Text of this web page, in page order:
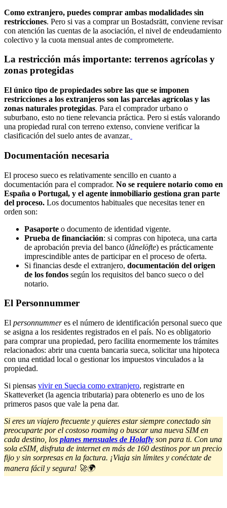
Como extranjero, puedes comprar ambas modalidades sin
restricciones. Pero si vas a comprar un Bostadsrätt, conviene revisar
con atención las cuentas de la asociación, el nivel de endeudamiento
colectivo y la cuota mensual antes de comprometerte.
La restricción más importante: terrenos agrícolas y
zonas protegidas
El único tipo de propiedades sobre las que se imponen
restricciones a los extranjeros son las parcelas agrícolas y las
zonas naturales protegidas. Para el comprador urbano o
suburbano, esto no tiene relevancia práctica. Pero si estás valorando
una propiedad rural con terreno extenso, conviene verificar la
clasificación del suelo antes de avanzar.
Documentación necesaria
El proceso sueco es relativamente sencillo en cuanto a
documentación para el comprador. No se requiere notario como en
España o Portugal, y el agente inmobiliario gestiona gran parte
del proceso. Los documentos habituales que necesitas tener en
orden son:
Pasaporte o documento de identidad vigente.
Prueba de financiación: si compras con hipoteca, una carta
de aprobación previa del banco (lånelöfte) es prácticamente
imprescindible antes de participar en el proceso de oferta.
Si financias desde el extranjero, documentación del origen
de los fondos según los requisitos del banco sueco o del
notario.
El Personnummer
El personnummeres el número de identificación personal sueco que
se asigna a los residentes registrados en el país. No es obligatorio
para comprar una propiedad, pero facilita enormemente los trámites
relacionados: abrir una cuenta bancaria sueca, solicitar una hipoteca
con una entidad local o gestionar los impuestos vinculados a la
propiedad.
Si piensas vivir en Suecia como extranjero, registrarte en
Skatteverket (la agencia tributaria) para obtenerlo es uno de los
primeros pasos que vale la pena dar.
Si eres un viajero frecuente y quieres estar siempre conectado sin
preocuparte por el costoso roaming o buscar una nueva SIM en
cada destino, los planes mensuales de Holafly son para ti. Con una
sola eSIM, disfruta de internet en más de 160 destinos por un precio
fijo y sin sorpresas en la factura. ¡Viaja sin límites y conéctate de
manera fácil y segura! 🚀🌍